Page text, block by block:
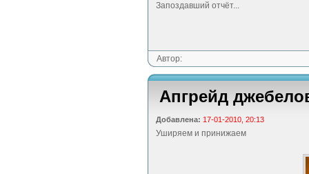
Запоздавший отчёт...
Автор:
Апгрейд
Добавлена: 17-01-2010, 20:13
Уширяем и принижаем